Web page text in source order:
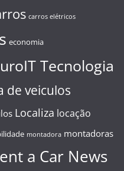
carros elétricos
economia
Tecnologia
de veiculos
Localiza locação
montadora montadoras
a Car News